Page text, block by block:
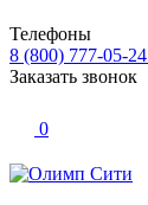
Телефоны
8 (800) 777-05-24
Заказать звонок
0